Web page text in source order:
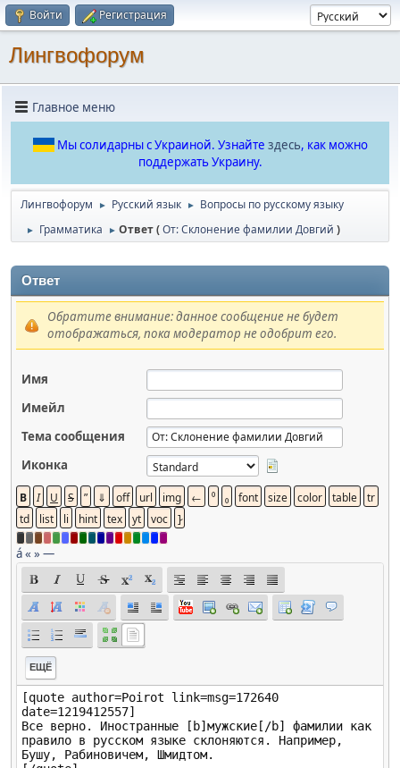
Войти Регистрация
Лингвофорум
Главное меню
Мы солидарны с Украиной. Узнайте здесь, как можно
поддержать Украину.
Лингвофорум ► Русский язык ► Вопросы по русскому языку
► Грамматика ► Ответ (От: Склонение фамилии Довгий )
Ответ
Обратите внимание: данное сообщение не будет
отображаться, пока модератор не одобрит его.
Имя
Имейл
Тема сообщения
Иконка
á« »—
ЕЩЁ